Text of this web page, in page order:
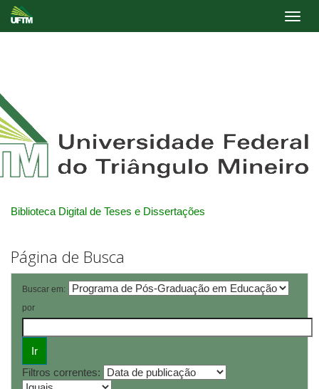
Biblioteca Digital de Teses e Dissertações
Página de Busca
Buscar em:
por
Filtros correntes: